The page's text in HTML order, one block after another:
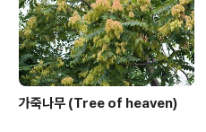
가죽나무 (Tree of heaven)